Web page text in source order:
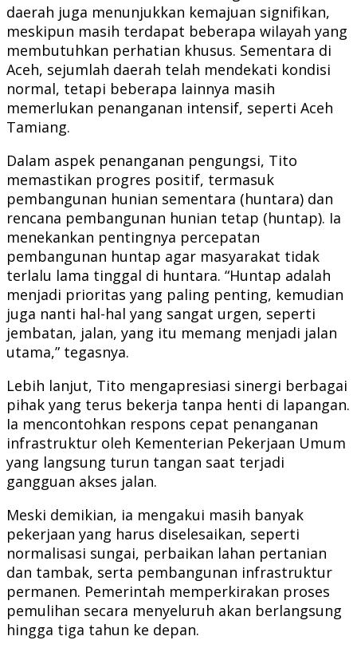
daerah juga menunjukkan kemajuan signifikan,
meskipun masih terdapat beberapa wilayah yang
membutuhkan perhatian khusus. Sementara di
Aceh, sejumlah daerah telah mendekati kondisi
normal, tetapi beberapa lainnya masih
memerlukan penanganan intensif, seperti Aceh
Tamiang.
Dalam aspek penanganan pengungsi, Tito
memastikan progres positif, termasuk
pembangunan hunian sementara (huntara) dan
rencana pembangunan hunian tetap (huntap). Ia
menekankan pentingnya percepatan
pembangunan huntap agar masyarakat tidak
terlalu lama tinggal di huntara. “Huntap adalah
menjadi prioritas yang paling penting, kemudian
juga nanti hal-hal yang sangat urgen, seperti
jembatan, jalan, yang itu memang menjadi jalan
utama,” tegasnya.
Lebih lanjut, Tito mengapresiasi sinergi berbagai
pihak yang terus bekerja tanpa henti di lapangan.
Ia mencontohkan respons cepat penanganan
infrastruktur oleh Kementerian Pekerjaan Umum
yang langsung turun tangan saat terjadi
gangguan akses jalan.
Meski demikian, ia mengakui masih banyak
pekerjaan yang harus diselesaikan, seperti
normalisasi sungai, perbaikan lahan pertanian
dan tambak, serta pembangunan infrastruktur
permanen. Pemerintah memperkirakan proses
pemulihan secara menyeluruh akan berlangsung
hingga tiga tahun ke depan.